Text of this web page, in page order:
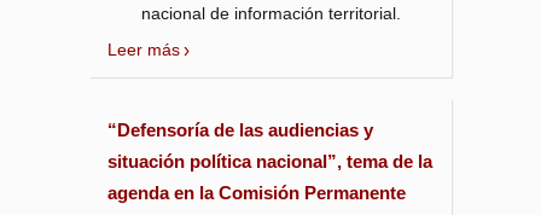
nacional de información territorial.
Leer más
“Defensoría de las audiencias y
situación política nacional”, tema de la
agenda en la Comisión Permanente